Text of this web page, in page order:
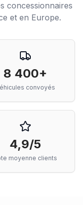
concessionnaires
et en Europe.
8 400+
convoyés
4,9/5
moyenne clients